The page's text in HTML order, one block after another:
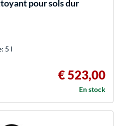
pour sols dur
5 l
€ 523,00
En stock